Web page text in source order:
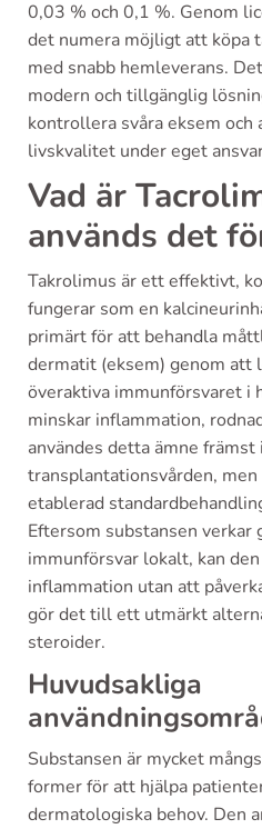
0,03 % och 0,1 %. Genom
det numera möjligt att köpa
med snabb hemleverans.
modern och tillgänglig
kontrollera svåra eksem och
livskvalitet under eget
Vad är
används det
Takrolimus är ett effektivt,
fungerar som en
primärt för att behandla
dermatit (eksem) genom att
överaktiva immunförsvaret i
minskar inflammation,
användes detta ämne främst
transplantationsvården,
etablerad
Eftersom substansen verkar
immunförsvar lokalt, kan
inflammation utan att
gör det till ett utmärkt
steroider.
Huvudsakliga
Substansen är mycket
former för att hjälpa
dermatologiska behov. Den